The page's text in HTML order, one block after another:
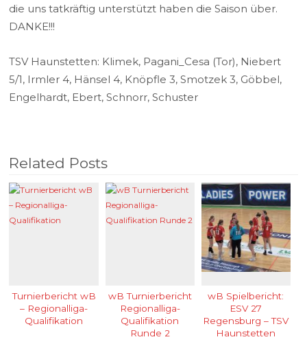
die uns tatkräftig unterstützt haben die Saison über.
DANKE!!!
TSV Haunstetten: Klimek, Pagani_Cesa (Tor), Niebert
5/1, Irmler 4, Hänsel 4, Knöpfle 3, Smotzek 3, Göbbel,
Engelhardt, Ebert, Schnorr, Schuster
Related Posts
Turnierbericht wB
– Regionalliga-
Qualifikation
wB Turnierbericht
Regionalliga-
Qualifikation
Runde 2
wB Spielbericht:
ESV 27
Regensburg – TSV
Haunstetten